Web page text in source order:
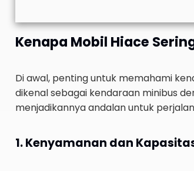
Kenapa Mobil Hiace
Di awal, penting untuk memahami
dikenal sebagai kendaraan minibus
menjadikannya andalan untuk
1. Kenyamanan dan